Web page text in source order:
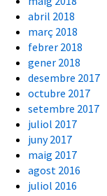
abril 2018
març 2018
febrer 2018
gener 2018
desembre 2017
octubre 2017
setembre 2017
juliol 2017
juny 2017
maig 2017
agost 2016
juliol 2016